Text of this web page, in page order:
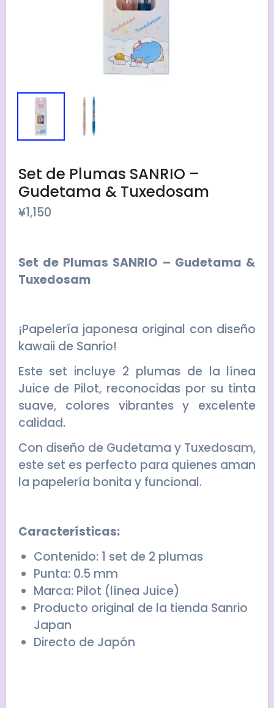
Set de Plumas SANRIO –
Gudetama & Tuxedosam
¥1,150
Set de Plumas SANRIO – Gudetama &
Tuxedosam
¡Papelería japonesa original con diseño
kawaii de Sanrio!
Este set incluye 2 plumas de la línea
Juice de Pilot, reconocidas por su tinta
suave, colores vibrantes y excelente
calidad.
Con diseño de Gudetama y Tuxedosam,
este set es perfecto para quienes aman
la papelería bonita y funcional.
Características:
Contenido: 1 set de 2 plumas
Punta: 0.5 mm
Marca: Pilot (línea Juice)
Producto original de la tienda Sanrio
Japan
Directo de Japón